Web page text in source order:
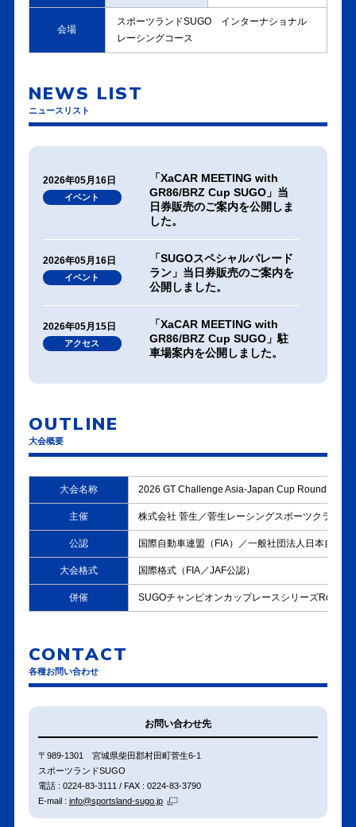
会場
スポーツランドSUGO インターナショナル
レーシングコース
NEWS LIST
ニュースリスト
2026年05月16日
イベント
「XaCAR MEETING with
GR86/BRZ Cup SUGO」当
日券販売のご案内を公開しま
した。
2026年05月16日
イベント
「SUGOスペシャルパレード
ラン」当日券販売のご案内を
公開しました。
2026年05月15日
アクセス
「XaCAR MEETING with
GR86/BRZ Cup SUGO」駐
車場案内を公開しました。
2026年05月13日
その他
「一般来場者駐車場について
2026年05月13日
アクセス
■ 一般来場者駐車場について
のご案内
イベント
「XaCAR MEETING with
GR86/BRZ Cup SUGO」を
2026年05月10日
2026年05月10日
「エントリーリスト」を公開
しました。
2026年05月09日
イベント
ラン」を更新しました。
OUTLINE
大会概要
大会名称 2026 GT Challenge Asia-Japan Cup Round1&2
主催 株式会社 菅生／菅生レーシングスポーツクラブ（
公認 国際自動車連盟（FIA）／一般社団法人日本自動車
大会格式 国際格式（FIA／JAF公認）
併催 SUGOチャンピオンカップレースシリーズRd.2
CONTACT
各種お問い合わせ
お問い合わせ先
〒989-1301 宮城県柴田郡村田町菅生6-1
スポーツランドSUGO
電話 : 0224-83-3111 / FAX : 0224-83-3790
E-mail : info@sportsland-sugo.jp